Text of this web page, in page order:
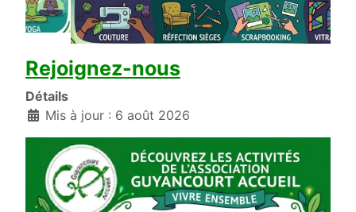
Rejoignez-nous
Détails
Mis à jour : 6 août 2026